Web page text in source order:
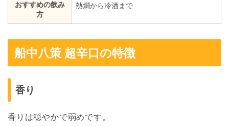
おすすめの飲み
方
熱燗から冷酒まで
船中八策 超辛口の特徴
香り
香りは穏やかで弱めです。